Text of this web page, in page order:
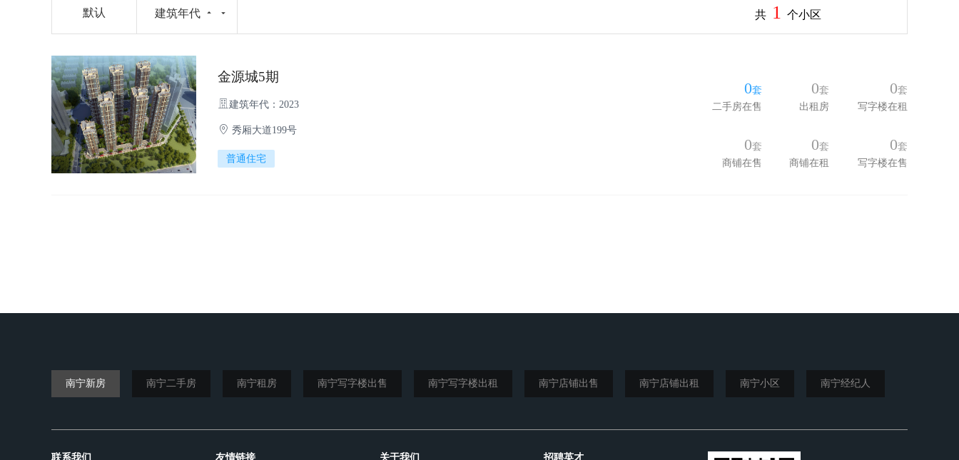
默认 建筑年代 共 1 个小区
0套
二手房在售
0套
出租房
0套
写字楼在租
0套
商铺在售
0套
商铺在租
0套
写字楼在售
金源城5期
建筑年代：2023
秀厢大道199号
普通住宅
南宁新房 南宁二手房 南宁租房 南宁写字楼出售 南宁写字楼出租 南宁店铺出售 南宁店铺出租 南宁小区 南宁经纪人
联系我们 友情链接 关于我们 招聘英才